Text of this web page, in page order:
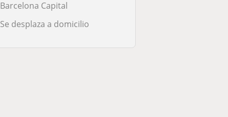
Barcelona Capital
Se desplaza a domicilio